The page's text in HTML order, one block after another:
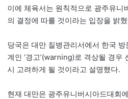
이에 체육서는 원칙적으로 광주유니
의 결정에 따를 것이라는 입장을 밝
당국은 대만 질병관리서에서 한국
계인 ‘경고’(warning)로 격상될 경우
시 고려하게 될 것이라고 설명했다.
현재 대만은 광주유니버시아드대회